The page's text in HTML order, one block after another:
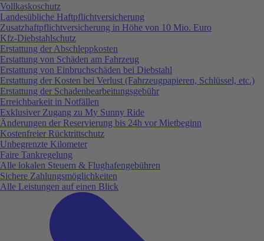
Vollkaskoschutz
Landesübliche Haftpflichtversicherung
Zusatzhaftpflichtversicherung in Höhe von 10 Mio. Euro
Kfz-Diebstahlschutz
Erstattung der Abschleppkosten
Erstattung von Schäden am Fahrzeug
Erstattung von Einbruchschäden bei Diebstahl
Erstattung der Kosten bei Verlust (Fahrzeugpapieren, Schlüssel, etc.)
Erstattung der Schadenbearbeitungsgebühr
Erreichbarkeit in Notfällen
Exklusiver Zugang zu My Sunny Ride
Änderungen der Reservierung bis 24h vor Mietbeginn
Kostenfreier Rücktrittschutz
Unbegrenzte Kilometer
Faire Tankregelung
Alle lokalen Steuern & Flughafengebühren
Sichere Zahlungsmöglichkeiten
Alle Leistungen auf einen Blick